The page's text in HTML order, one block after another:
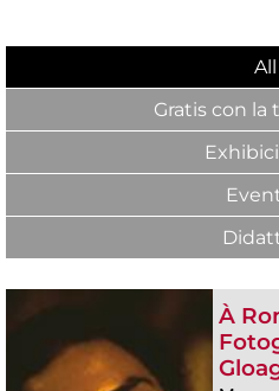
All
Gratis con la
À